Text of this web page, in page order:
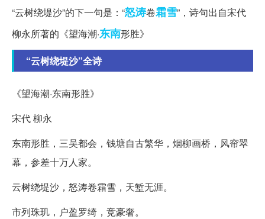
“云树绕堤沙”的下一句是：“怒涛卷霜雪”，诗句出自宋代
柳永所著的《望海潮·东南形胜》
“云树绕堤沙”全诗
《望海潮·东南形胜》
宋代 柳永
东南形胜，三吴都会，钱塘自古繁华，烟柳画桥，风帘翠
幕，参差十万人家。
云树绕堤沙，怒涛卷霜雪，天堑无涯。
市列珠玑，户盈罗绮，竞豪奢。